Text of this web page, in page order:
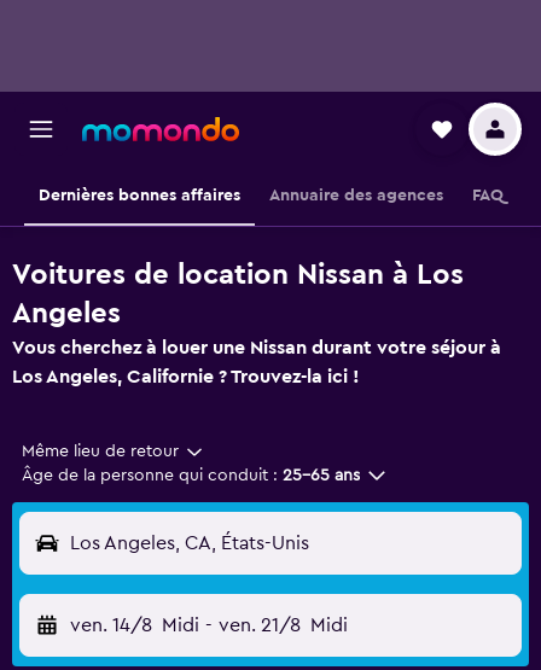
Dernières bonnes affaires Annuaire des agences FAQ
Voitures de location Nissan à Los
Angeles
Vous cherchez à louer une Nissan durant votre séjour à
Los Angeles, Californie ? Trouvez-la ici !
Même lieu de retour
Âge de la personne qui conduit : 25-65 ans
Los Angeles, CA, États-Unis
ven. 14/8 Midi - ven. 21/8 Midi